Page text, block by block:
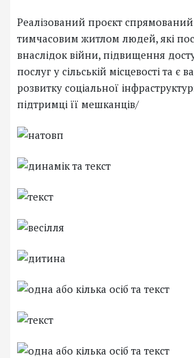
Реалізований проєкт
тимчасовим житлом людей, які
внаслідок війни, підвищення
послуг у сільській місцевості та
розвитку соціальної
підтримці її мешканців/